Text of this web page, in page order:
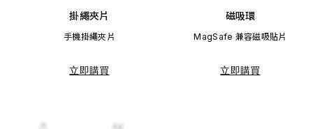
掛繩夾片
手機掛繩夾片
立即購買
磁吸環
MagSafe 兼容磁吸貼片
立即購買